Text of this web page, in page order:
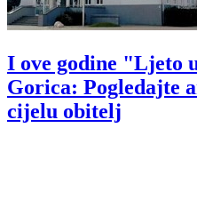
I ove godine "Ljeto
Gorica: Pogledajte
cijelu obitelj